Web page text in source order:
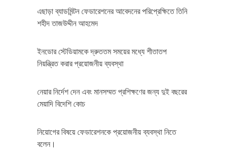
এছাড়া ব্যাডমিন্টন ফেডারেশনের আবেদনের পরিপ্রেক্ষিতে তিনি
শহীদ তাজউদ্দীন আহমেদ
ইনডোর স্টেডিয়ামকে দ্রুততম সময়ের মধ্যে শীতাতপ
নিয়ন্ত্রিত করার প্রয়োজনীয় ব্যবস্থা
নেয়ার নির্দেশ দেন এবং মানসম্মত প্রশিক্ষণের জন্য দুই বছরের
মেয়াদি বিদেশি কোচ
নিয়োগের বিষয়ে ফেডারেশনকে প্রয়োজনীয় ব্যবস্থা নিতে
বলেন।